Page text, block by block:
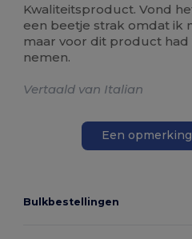
Kwaliteitsproduct. Vond
een beetje strak omdat ik
maar voor dit product had
nemen.
Vertaald van Italian
Een
Bulkbestellingen